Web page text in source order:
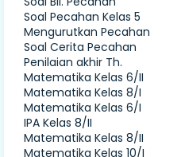
Soal Pecahan Kelas 5
Mengurutkan Pecahan
Soal Cerita Pecahan
Penilaian akhir Th.
Matematika Kelas 6/II
Matematika Kelas 8/I
Matematika Kelas 6/I
IPA Kelas 8/II
Matematika Kelas 8/II
Matematika Kelas 10/I